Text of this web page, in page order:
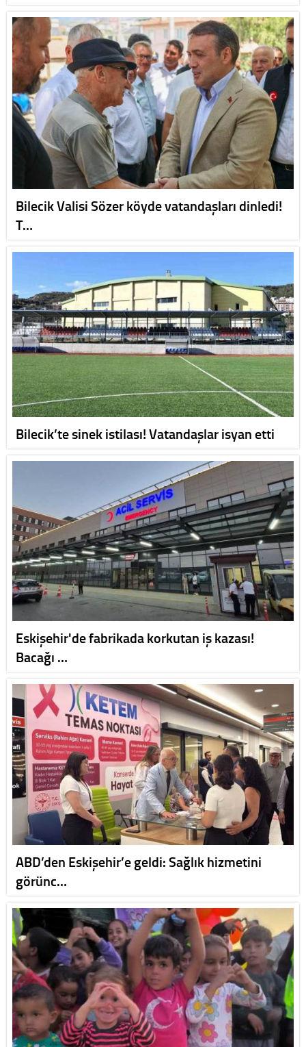
Bilecik Valisi Sözer köyde vatandaşları dinledi!
T…
Bilecik’te sinek istilası! Vatandaşlar isyan etti
Eskişehir'de fabrikada korkutan iş kazası!
Bacağı …
ABD’den Eskişehir’e geldi: Sağlık hizmetini
görünc…